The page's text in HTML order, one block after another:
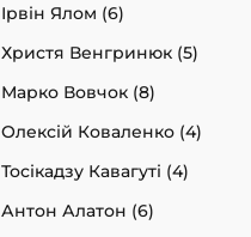
Ірвін Ялом (6)
Христя Венгринюк (5)
Марко Вовчок (8)
Олексій Коваленко (4)
Тосікадзу Кавагуті (4)
Антон Алатон (6)